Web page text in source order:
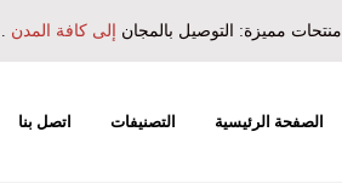
منتحات مميزة: التوصيل بالمجان إلى كافة المدن .
الصفحة الرئيسية التصنيفات اتصل بنا